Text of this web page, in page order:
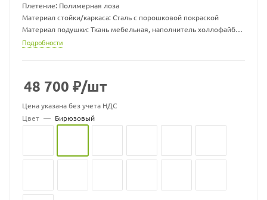
Плетение: Полимерная лоза
Материал стойки/каркаса: Сталь с порошковой покраской
Материал подушки: Ткань мебельная, наполнитель холлофайбер
Ширина х глубина х высота стойки (см): 116х116х215
Вес стойки, кг: 19,5
Цвет подушек может меняться
Подробности
48 700 ₽/шт
Цена указана без учета НДС
Цвет — Бирюзовый